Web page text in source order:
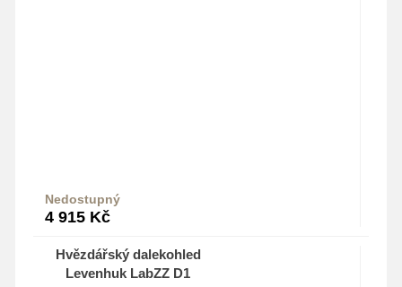
Nedostupný
4 915 Kč
Hvězdářský dalekohled
Levenhuk LabZZ D1